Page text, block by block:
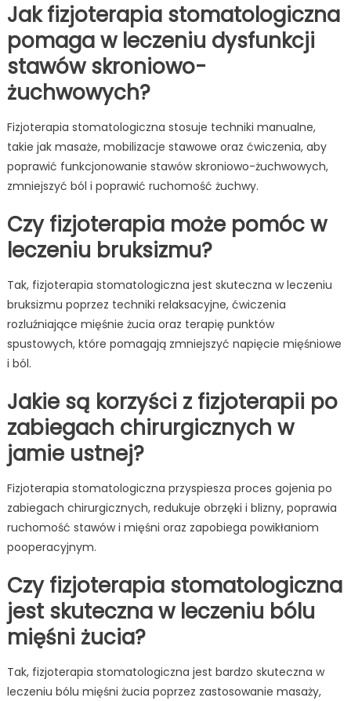
Jak fizjoterapia stomatologiczna
pomaga w leczeniu dysfunkcji
stawów skroniowo-
żuchwowych?
Fizjoterapia stomatologiczna stosuje techniki manualne,
takie jak masaże, mobilizacje stawowe oraz ćwiczenia, aby
poprawić funkcjonowanie stawów skroniowo-żuchwowych,
zmniejszyć ból i poprawić ruchomość żuchwy.
Czy fizjoterapia może pomóc w
leczeniu bruksizmu?
Tak, fizjoterapia stomatologiczna jest skuteczna w leczeniu
bruksizmu poprzez techniki relaksacyjne, ćwiczenia
rozluźniające mięśnie żucia oraz terapię punktów
spustowych, które pomagają zmniejszyć napięcie mięśniowe
i ból.
Jakie są korzyści z fizjoterapii po
zabiegach chirurgicznych w
jamie ustnej?
Fizjoterapia stomatologiczna przyspiesza proces gojenia po
zabiegach chirurgicznych, redukuje obrzęki i blizny, poprawia
ruchomość stawów i mięśni oraz zapobiega powikłaniom
pooperacyjnym.
Czy fizjoterapia stomatologiczna
jest skuteczna w leczeniu bólu
mięśni żucia?
Tak, fizjoterapia stomatologiczna jest bardzo skuteczna w
leczeniu bólu mięśni żucia poprzez zastosowanie masaży,